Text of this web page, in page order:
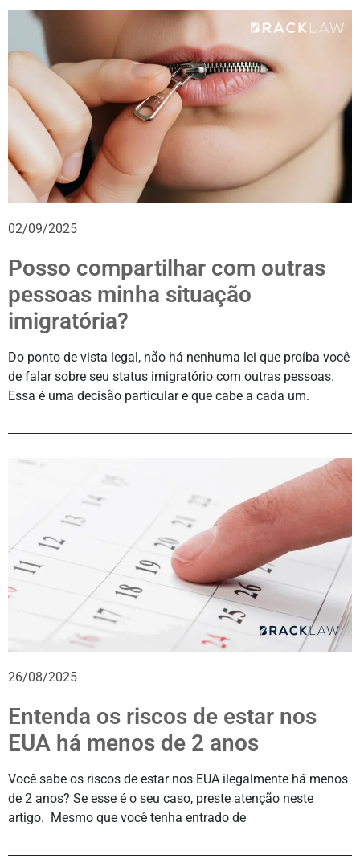
02/09/2025
Posso compartilhar com outras
pessoas minha situação
imigratória?
Do ponto de vista legal, não há nenhuma lei que proíba você
de falar sobre seu status imigratório com outras pessoas.
Essa é uma decisão particular e que cabe a cada um.
26/08/2025
Entenda os riscos de estar nos
EUA há menos de 2 anos
Você sabe os riscos de estar nos EUA ilegalmente há menos
de 2 anos? Se esse é o seu caso, preste atenção neste
artigo. Mesmo que você tenha entrado de